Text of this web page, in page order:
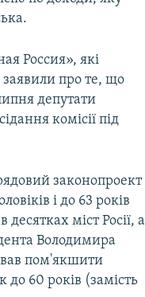
Россия», які
заявили про те, що
депутати
комісії під
законопроект
і до 63 років
міст Росії, а
Володимира
пом'якшити
60 років (замість